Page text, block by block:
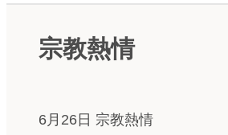
宗教熱情
6月26日 宗教熱情